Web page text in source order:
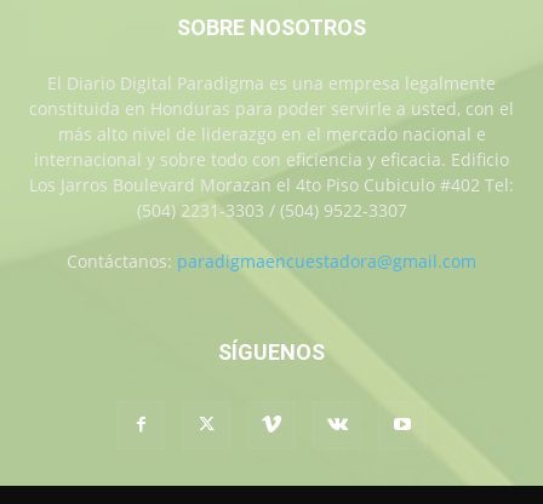
SOBRE NOSOTROS
El Diario Digital Paradigma es una empresa legalmente
constituida en Honduras para poder servirle a usted, con el
más alto nivel de liderazgo en el mercado nacional e
internacional y sobre todo con eficiencia y eficacia. Edificio
Los Jarros Boulevard Morazan el 4to Piso Cubiculo #402 Tel:
(504) 2231-3303 / (504) 9522-3307
Contáctanos: paradigmaencuestadora@gmail.com
SÍGUENOS